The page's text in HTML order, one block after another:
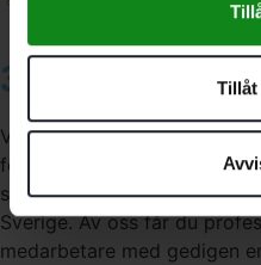
3A Byggdelen
Vi är återförsäljare av
förbrukningsmaterial. Vi har
serviceverkstad i
Sverige. Av oss får du
medarbetare med gedigen